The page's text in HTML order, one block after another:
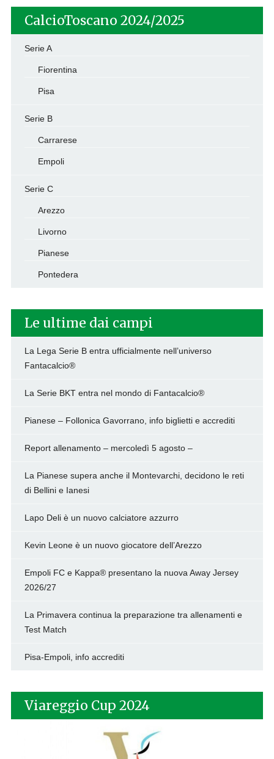
CalcioToscano 2024/2025
Serie A
Fiorentina
Pisa
Serie B
Carrarese
Empoli
Serie C
Arezzo
Livorno
Pianese
Pontedera
Le ultime dai campi
La Lega Serie B entra ufficialmente nell’universo
Fantacalcio®
La Serie BKT entra nel mondo di Fantacalcio®
Pianese – Follonica Gavorrano, info biglietti e accrediti
Report allenamento – mercoledì 5 agosto –
La Pianese supera anche il Montevarchi, decidono le reti
di Bellini e Ianesi
Lapo Deli è un nuovo calciatore azzurro
Kevin Leone è un nuovo giocatore dell’Arezzo
Empoli FC e Kappa® presentano la nuova Away Jersey
2026/27
La Primavera continua la preparazione tra allenamenti e
Test Match
Pisa-Empoli, info accrediti
Viareggio Cup 2024